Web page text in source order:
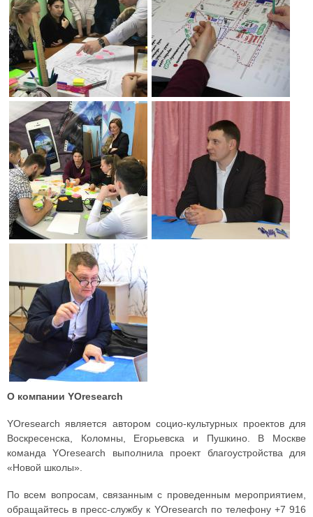
О компании YOresearch
YOresearch является автором социо-культурных проектов для
Воскресенска, Коломны, Егорьевска и Пушкино. В Москве
команда YOresearch выполнила проект благоустройства для
«Новой школы».
По всем вопросам, связанным с проведенным мероприятием,
обращайтесь в пресс-службу к YOresearch по телефону +7 916